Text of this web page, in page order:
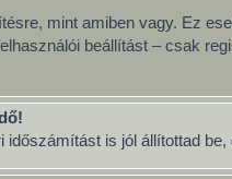
mint amiben vagy. Ez
beállítást – csak
is jól állítottad